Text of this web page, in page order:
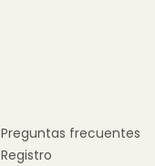
Preguntas frecuentes
Registro